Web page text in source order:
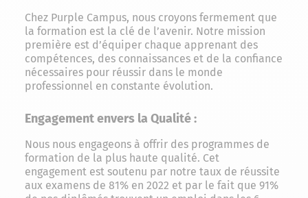
Chez Purple Campus, nous croyons fermement que
la formation est la clé de l’avenir. Notre mission
première est d’équiper chaque apprenant des
compétences, des connaissances et de la confiance
nécessaires pour réussir dans le monde
professionnel en constante évolution.
Engagement envers la Qualité :
Nous nous engageons à offrir des programmes de
formation de la plus haute qualité. Cet
engagement est soutenu par notre taux de réussite
aux examens de 81% en 2022 et par le fait que 91%